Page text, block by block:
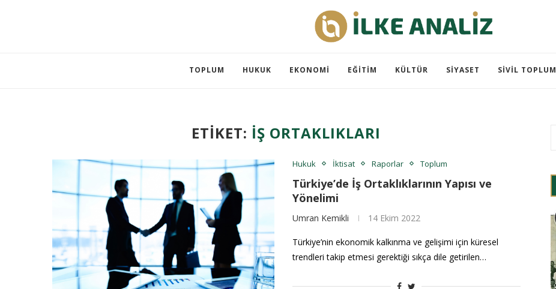
TOPLUM HUKUK EKONOMI EĞITIM KÜLTÜR SIYASET SIVIL TOPLUM
ETIKET: İŞ ORTAKLIKLARI
Hukuk İktisat Raporlar Toplum
Türkiye’de İş Ortaklıklarının Yapısı ve
Yönelimi
Umran Kemikli 14 Ekim 2022
Türkiye’nin ekonomik kalkınma ve gelişimi için küresel
trendleri takip etmesi gerektiği sıkça dile getirilen…